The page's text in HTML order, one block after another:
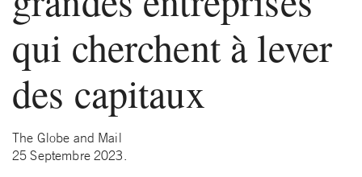
qui cherchent à lever
des capitaux
The Globe and Mail
25 Septembre 2023.